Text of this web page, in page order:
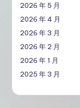
2026 年 5 月
2026 年 4 月
2026 年 3 月
2026 年 2 月
2026 年 1 月
2025 年 3 月